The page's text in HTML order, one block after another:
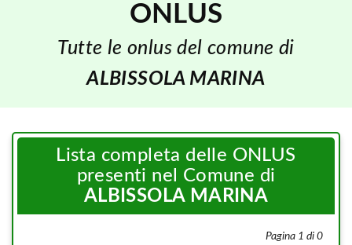
ONLUS
Tutte le onlus del comune di
ALBISSOLA MARINA
Lista completa delle ONLUS
presenti nel Comune di
ALBISSOLA MARINA
Pagina 1 di 0